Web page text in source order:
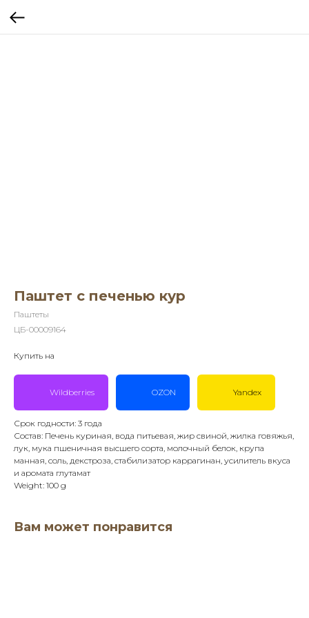
Паштет с печенью кур
Паштеты
ЦБ-00009164
Купить на
Wildberries OZON Yandex
Срок годности: 3 года
Состав: Печень куриная, вода питьевая, жир свиной, жилка говяжья,
лук, мука пшеничная высшего сорта, молочный белок, крупа
манная, соль, декстроза, стабилизатор каррагинан, усилитель вкуса
и аромата глутамат
Weight: 100 g
Вам может понравится